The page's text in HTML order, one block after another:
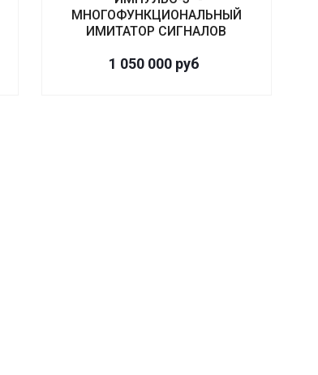
МНОГОФУНКЦИОНАЛЬНЫЙ
ИМИТАТОР СИГНАЛОВ
1 050 000 руб